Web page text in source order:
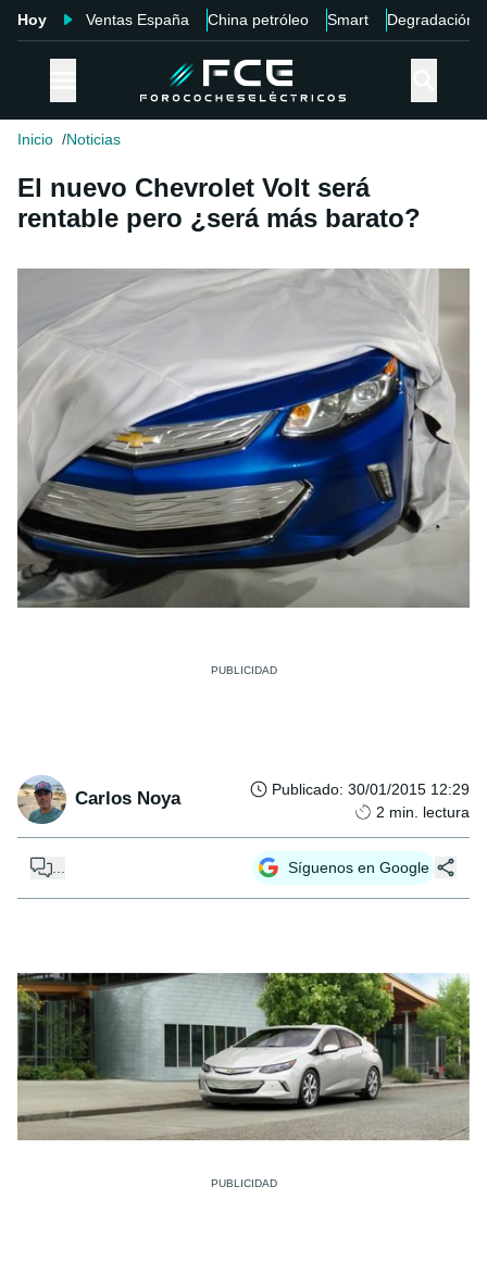
Hoy Ventas España China petróleo Smart Degradación
Inicio Noticias
El nuevo Chevrolet Volt será
rentable pero ¿será más barato?
Carlos Noya Publicado: 30/01/2015 12:29
2 min. lectura
Síguenos en Google